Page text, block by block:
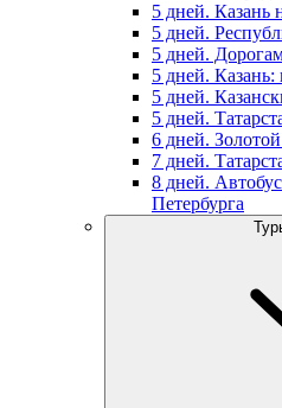
5 дней. Казань
5 дней.
5 дней.
5 дней. Казань:
5 дней.
5 дней.
6 дней.
7 дней.
8 дней.
Петербурга